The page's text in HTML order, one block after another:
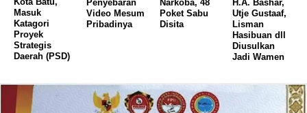
Masuk
Katagori
Proyek
Strategis
Daerah (PSD)
Penyebaran
Video Mesum
Pribadinya
Narkoba, 48
Poket Sabu
Disita
H.A. Bashar,
Utje Gustaaf,
Lisman
Hasibuan dll
Diusulkan
Jadi Wamen